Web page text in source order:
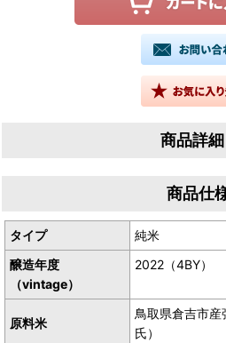
商品詳細
売り上げの一部が保護猫団体「猫じゃ
す。
商品仕
タイプ
純米
醸造年度
（vintage）
2022（4BY）
原料米
鳥取県倉吉市
氏）